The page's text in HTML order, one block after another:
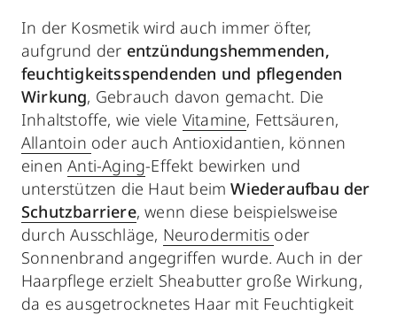
In der Kosmetik wird auch immer öfter,
aufgrund der entzündungshemmenden,
feuchtigkeitsspendenden und pflegenden
Wirkung, Gebrauch davon gemacht. Die
Inhaltstoffe, wie viele Vitamine, Fettsäuren,
Allantoin oder auch Antioxidantien, können
einenAnti-Aging-Effekt bewirken und
unterstützen die Haut beimWiederaufbau der
Schutzbarriere, wenn diese beispielsweise
durch Ausschläge, Neurodermitis oder
Sonnenbrand angegriffen wurde. Auch in der
Haarpflege erzielt Sheabutter große Wirkung,
da es ausgetrocknetes Haar mit Feuchtigkeit